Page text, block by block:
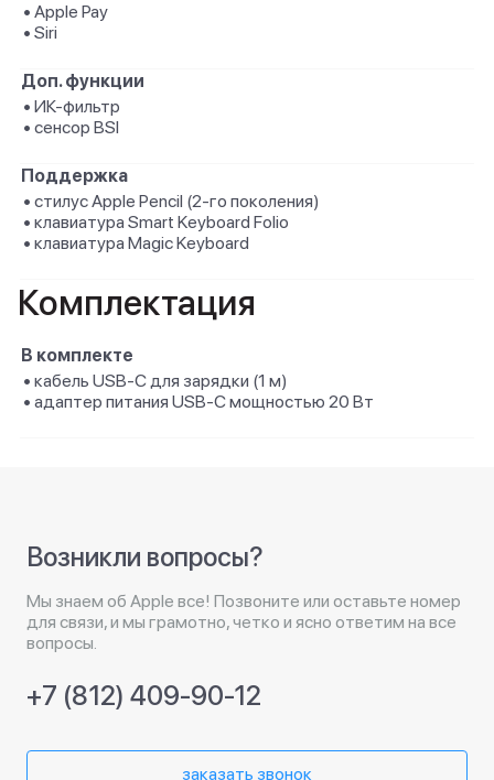
• Apple Pay
• Siri
Доп. функции
• ИК-фильтр
• сенсор BSI
Поддержка
• стилус Apple Pencil (2‑го поколения)
• клавиатура Smart Keyboard Folio
• клавиатура Magic Keyboard
Комплектация
В комплекте
• кабель USB‑C для зарядки (1 м)
• адаптер питания USB‑C мощностью 20 Вт
Возникли вопросы?
Мы знаем об Apple все! Позвоните или оставьте номер
для связи, и мы грамотно, четко и ясно ответим на все
вопросы.
+7 (812) 409-90-12
заказать звонок